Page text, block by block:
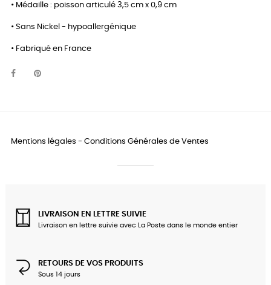
• Médaille : poisson articulé 3,5 cm x 0,9 cm
• Sans Nickel - hypoallergénique
• Fabriqué en France
Mentions légales - Conditions Générales de Ventes
LIVRAISON EN LETTRE SUIVIE
Livraison en lettre suivie avec La Poste dans le monde entier
RETOURS DE VOS PRODUITS
Sous 14 jours